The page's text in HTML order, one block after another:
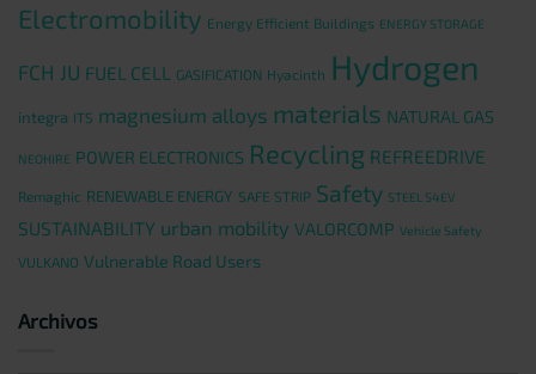
Electromobility Energy Efficient Buildings ENERGY STORAGE
FCH JU FUEL CELL GASIFICATION Hyacinth Hydrogen
integra ITS magnesium alloys materials NATURAL GAS
NEOHIRE POWER ELECTRONICS Recycling REFREEDRIVE
Remaghic RENEWABLE ENERGY SAFE STRIP Safety STEEL S4EV
SUSTAINABILITY urban mobility VALORCOMP Vehicle Safety
VULKANO Vulnerable Road Users
Archivos